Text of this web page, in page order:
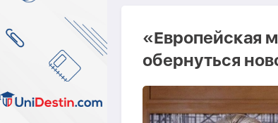
«Европейская
обернуться